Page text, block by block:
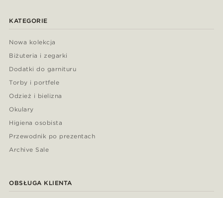
KATEGORIE
Nowa kolekcja
Biżuteria i zegarki
Dodatki do garnituru
Torby i portfele
Odzież i bielizna
Okulary
Higiena osobista
Przewodnik po prezentach
Archive Sale
OBSŁUGA KLIENTA